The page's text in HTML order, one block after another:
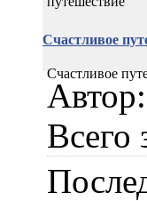
Счастливое
Счастливое
Автор:
Всего